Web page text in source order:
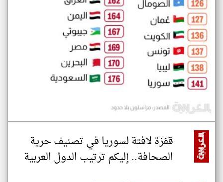
قفزة لافتة لسوريا في تصنيف حرية
الصحافة.. إليكم ترتيب الدول العربية